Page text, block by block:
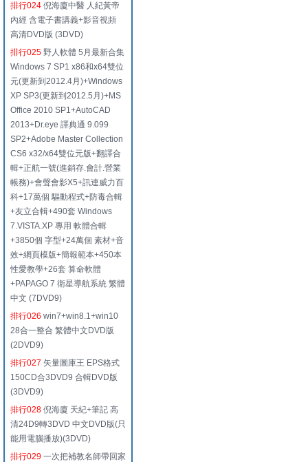
排行024 倪海廈中醫 人紀黃帝
內經 含電子書講義+影音視頻
高清DVD版 (3DVD)
排行025 野人軟體 5月最新合集
Windows 7 SP1 x86和x64雙位
元(更新到2012.4月)+Windows
XP SP3(更新到2012.5月)+MS
Office 2010 SP1+AutoCAD
2013+Dr.eye 譯典通 9.099
SP2+Adobe Master Collection
CS6 x32/x64雙位元版+翻譯合
輯+正航一號(進銷存.會計.營業
帳務)+會聲會影X5+訊連威力百
科+17萬個 驅動程式+防毒合輯
+友立合輯+490套 Windows
7.VISTA.XP 專用 軟體合輯
+3850個 字型+24萬個 素材+音
效+網頁模版+簡報範本+450本
性愛教學+26套 算命軟體
+PAPAGO 7 衛星導航系統 繁體
中文 (7DVD9)
排行026 win7+win8.1+win10
28合一整合 繁體中文DVD版
(2DVD9)
排行027 矢量圖庫王 EPS格式
150CD合3DVD9 合輯DVD版
(3DVD9)
排行028 倪海廈 天紀+筆記 高
清24D9轉3DVD 中文DVD版(只
能用電腦播放)(3DVD)
排行029 一次把補教名師帶回家